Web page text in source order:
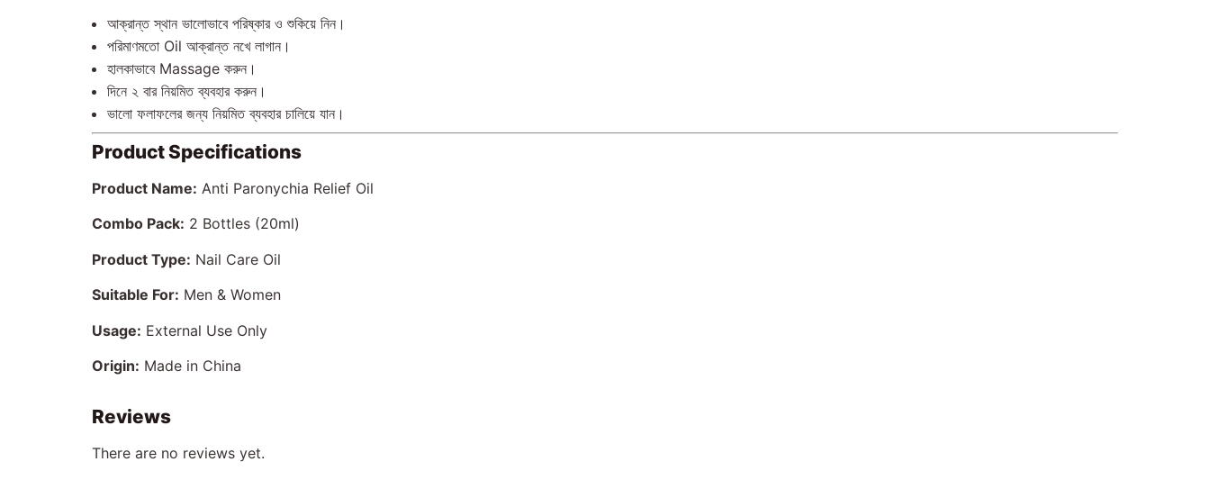
আক্রান্ত স্থান ভালোভাবে পরিষ্কার ও শুকিয়ে নিন।
পরিমাণমতো Oil আক্রান্ত নখে লাগান।
হালকাভাবে Massage করুন।
দিনে ২ বার নিয়মিত ব্যবহার করুন।
ভালো ফলাফলের জন্য নিয়মিত ব্যবহার চালিয়ে যান।
Product Specifications
Product Name: Anti Paronychia Relief Oil
Combo Pack: 2 Bottles (20ml)
Product Type: Nail Care Oil
Suitable For: Men & Women
Usage: External Use Only
Origin: Made in China
Reviews
There are no reviews yet.